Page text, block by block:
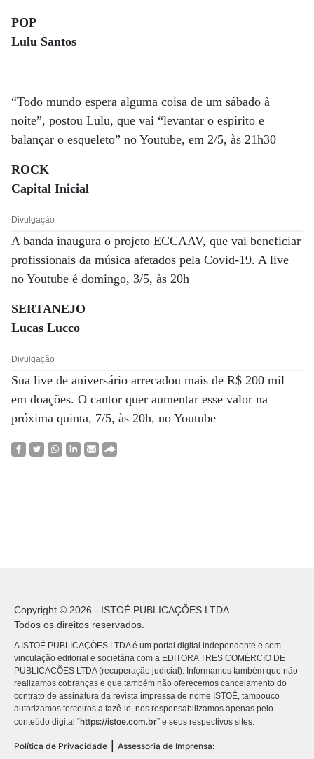
POP
Lulu Santos
“Todo mundo espera alguma coisa de um sábado à
noite”, postou Lulu, que vai “levantar o espírito e
balançar o esqueleto” no Youtube, em 2/5, às 21h30
ROCK
Capital Inicial
Divulgação
A banda inaugura o projeto ECCAAV, que vai beneficiar
profissionais da música afetados pela Covid-19. A live
no Youtube é domingo, 3/5, às 20h
SERTANEJO
Lucas Lucco
Divulgação
Sua live de aniversário arrecadou mais de R$ 200 mil
em doações. O cantor quer aumentar esse valor na
próxima quinta, 7/5, às 20h, no Youtube
Copyright © 2026 - ISTOÉ PUBLICAÇÕES LTDA
Todos os direitos reservados.
A ISTOÉ PUBLICAÇÕES LTDA é um portal digital independente e sem
vinculação editorial e societária com a EDITORA TRES COMÉRCIO DE
PUBLICACÕES LTDA (recuperação judicial). Informamos também que não
realizamos cobranças e que também não oferecemos cancelamento do
contrato de assinatura da revista impressa de nome ISTOÉ, tampouco
autorizamos terceiros a fazê-lo, nos responsabilizamos apenas pelo
conteúdo digital “https://istoe.com.br” e seus respectivos sites.
Política de Privacidade Assessoria de Imprensa: